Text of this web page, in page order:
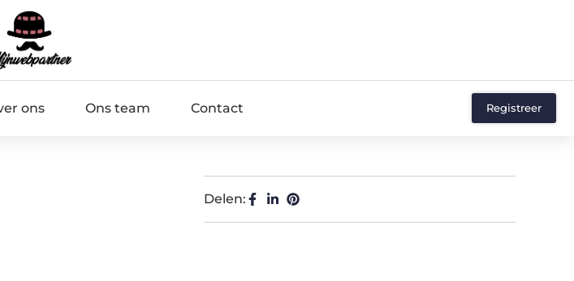
ons Ons team Contact Registreer
Delen: